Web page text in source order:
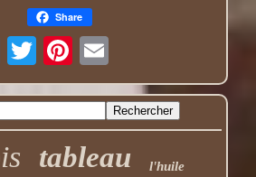
Share
tableau l'huile